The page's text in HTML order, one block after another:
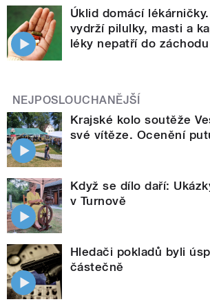
Úklid domácí
vydrží pilulky, masti a
léky nepatří do záchodu
NEJPOSLOUCHANĚJŠÍ
Krajské kolo soutěže
své vítěze. Ocenění
Když se dílo daří:
v Turnově
Hledači pokladů byli
částečně